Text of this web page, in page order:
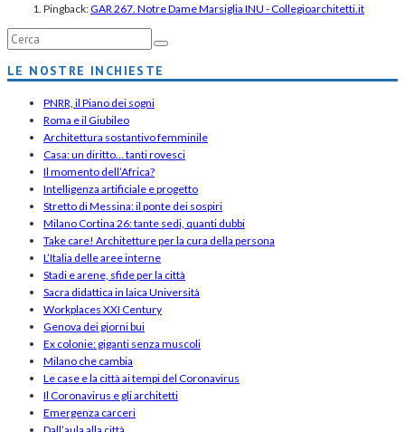
Pingback:GAR 267. Notre Dame Marsiglia INU - Collegioarchitetti.it
LE NOSTRE INCHIESTE
PNRR, il Piano dei sogni
Roma e il Giubileo
Architettura sostantivo femminile
Casa: un diritto… tanti rovesci
Il momento dell’Africa?
Intelligenza artificiale e progetto
Stretto di Messina: il ponte dei sospiri
Milano Cortina 26: tante sedi, quanti dubbi
Take care! Architetture per la cura della persona
L’Italia delle aree interne
Stadi e arene, sfide per la città
Sacra didattica in laica Università
Workplaces XXI Century
Genova dei giorni bui
Ex colonie: giganti senza muscoli
Milano che cambia
Le case e la città ai tempi del Coronavirus
Il Coronavirus e gli architetti
Emergenza carceri